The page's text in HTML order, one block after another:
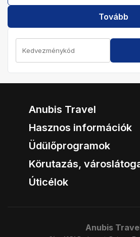
Tovább
Anubis Travel
Hasznos információk
Üdülőprogramok
Körutazás,
Úticélok
Anubis